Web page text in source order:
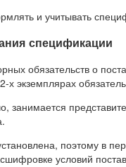
и учитывать
спецификации
обязательств о
х экземплярах
поэтому в
условий